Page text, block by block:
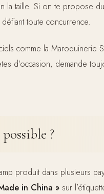
la taille. Si on te propose
toute concurrence.
comme la Maroquinerie
d’occasion, demande
?
produit dans plusieurs
in China » sur